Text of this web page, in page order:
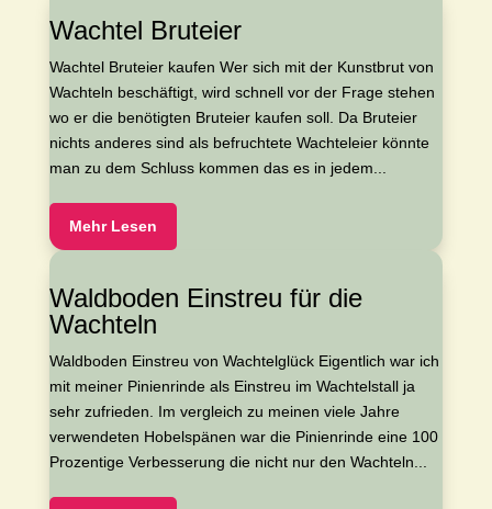
Wachtel Bruteier
Wachtel Bruteier kaufen Wer sich mit der Kunstbrut von
Wachteln beschäftigt, wird schnell vor der Frage stehen
wo er die benötigten Bruteier kaufen soll. Da Bruteier
nichts anderes sind als befruchtete Wachteleier könnte
man zu dem Schluss kommen das es in jedem...
Mehr Lesen
Waldboden Einstreu für die
Wachteln
Waldboden Einstreu von Wachtelglück Eigentlich war ich
mit meiner Pinienrinde als Einstreu im Wachtelstall ja
sehr zufrieden. Im vergleich zu meinen viele Jahre
verwendeten Hobelspänen war die Pinienrinde eine 100
Prozentige Verbesserung die nicht nur den Wachteln...